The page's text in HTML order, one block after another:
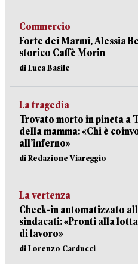
Commercio
Forte dei Marmi, Alessia
storico Caffè Morin
di Luca Basile
La tragedia
Trovato morto in pineta a
della mamma: «Chi è
all’inferno»
di Redazione Viareggio
La vertenza
Check-in automatizzato
sindacati: «Pronti alla
di lavoro»
di Lorenzo Carducci